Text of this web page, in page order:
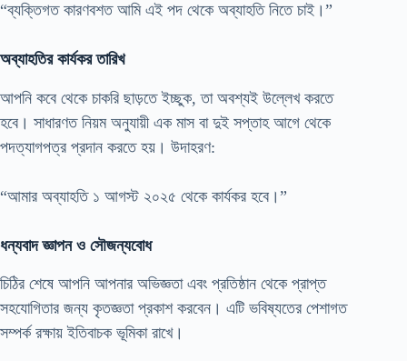
“ব্যক্তিগত কারণবশত আমি এই পদ থেকে অব্যাহতি নিতে চাই।”
অব্যাহতির কার্যকর তারিখ
আপনি কবে থেকে চাকরি ছাড়তে ইচ্ছুক, তা অবশ্যই উল্লেখ করতে
হবে। সাধারণত নিয়ম অনুযায়ী এক মাস বা দুই সপ্তাহ আগে থেকে
পদত্যাগপত্র প্রদান করতে হয়। উদাহরণ:
“আমার অব্যাহতি ১ আগস্ট ২০২৫ থেকে কার্যকর হবে।”
ধন্যবাদ জ্ঞাপন ও সৌজন্যবোধ
চিঠির শেষে আপনি আপনার অভিজ্ঞতা এবং প্রতিষ্ঠান থেকে প্রাপ্ত
সহযোগিতার জন্য কৃতজ্ঞতা প্রকাশ করবেন। এটি ভবিষ্যতের পেশাগত
সম্পর্ক রক্ষায় ইতিবাচক ভূমিকা রাখে।